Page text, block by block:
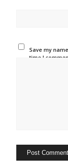
Save my
time I